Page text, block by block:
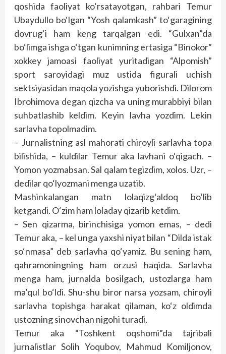
qoshida faoliyat ko‘rsatayotgan, rahbari Temur
Ubaydullo bo‘lgan “Yosh qalamkash” to‘garagining
dovrug‘i ham keng tarqalgan edi. “Gulxan”da
bo‘limga ishga o‘tgan kunimning ertasiga “Binokor”
xokkey jamoasi faoliyat yuritadigan “Alpomish”
sport saroyidagi muz ustida figurali uchish
sektsiyasidan maqola yozishga yuborishdi. Dilorom
Ibrohimova degan qizcha va uning murabbiyi bilan
suhbatlashib keldim. Keyin lavha yozdim. Lekin
sarlavha topolmadim.
– Jurnalistning asl mahorati chiroyli sarlavha topa
bilishida, – kuldilar Temur aka lavhani o‘qigach. –
Yomon yozmabsan. Sal qalam tegizdim, xolos. Uzr, –
dedilar qo‘lyozmani menga uzatib.
Mashinkalangan matn lolaqizg‘aldoq bo‘lib
ketgandi. O‘zim ham loladay qizarib ketdim.
– Sen qizarma, birinchisiga yomon emas, – dedi
Temur aka, – kel unga yaxshi niyat bilan “Dilda istak
so‘nmasa” deb sarlavha qo‘yamiz. Bu sening ham,
qahramoningning ham orzusi haqida. Sarlavha
menga ham, jurnalda bosilgach, ustozlarga ham
ma’qul bo‘ldi. Shu-shu biror narsa yozsam, chiroyli
sarlavha topishga harakat qilaman, ko‘z oldimda
ustozning sinovchan nigohi turadi.
Temur aka “Toshkent oqshomi”da tajribali
jurnalistlar Solih Yoqubov, Mahmud Komiljonov,